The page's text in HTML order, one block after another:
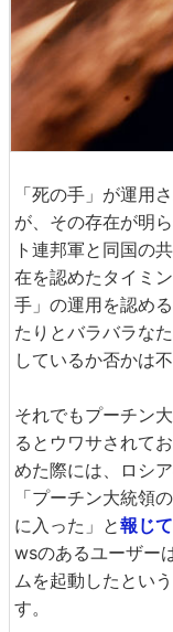
「死の手」が運用
が、その存在が明
ト連邦軍と同国の
在を認めたタイミ
手」の運用を認め
たりとバラバラな
しているか否かは不
それでもプーチン
るとウワサされて
めた際には、ロシ
「プーチン大統領
に入った」と報じ
wsのあるユーザー
ムを起動したとい
す。